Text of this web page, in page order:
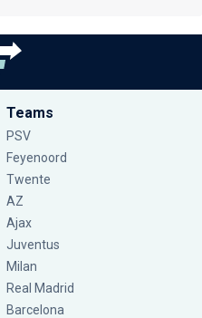
Teams
PSV
Feyenoord
Twente
AZ
Ajax
Juventus
Milan
Real Madrid
Barcelona